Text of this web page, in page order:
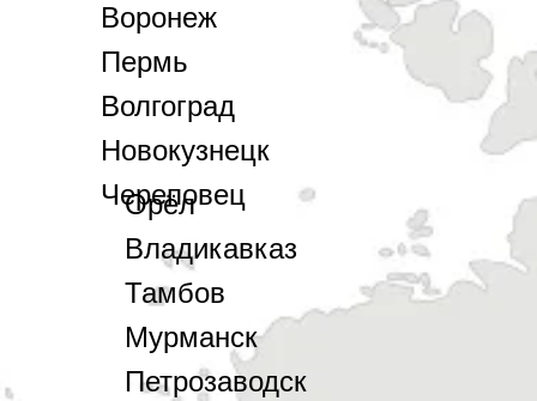
Воронеж
Пермь
Волгоград
Новокузнецк
Череповец
Орёл
Владикавказ
Тамбов
Мурманск
Петрозаводск